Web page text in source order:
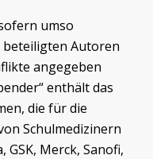
umso
Autoren
angegeben
enthält das
die für die
Schulmedizinern
Merck, Sanofi,